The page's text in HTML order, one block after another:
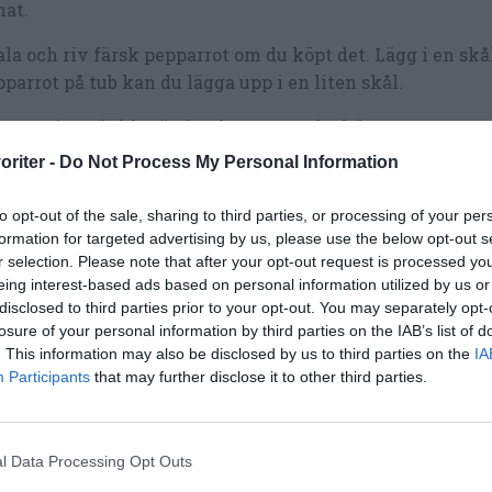
- Do Not Process My Personal Information
opt-out of the sale, sharing to third parties, or processing of your
for targeted advertising by us, please use the below opt-out
selection. Please note that after your opt-out request is processed
interest-based ads based on personal information utilized by us
to third parties prior to your opt-out. You may separately
of your personal information by third parties on the IAB’s list of
This information may also be disclosed by us to third parties on the
Participants that may further disclose it to other third parties.
Data Processing Opt Outs
och riv färsk pepparrot om du köpt det. Lägg i en
på tub kan du lägga upp i en liten skål.
potatisen är klar är det dags att steka köttet.
en stekpanna och stek 1 - 2 bitar i taget i lite smör
över vid sidan efterhand på tallrik eller fat.
lövbiffarna ex. med en hög pepparrot på mitten (ca
en grop så att äggulan kan stå med skal eller ligga
med grönsallad, tomater, marinerade bönor samt
Garnera ev. med grovhackad bladpersilja.